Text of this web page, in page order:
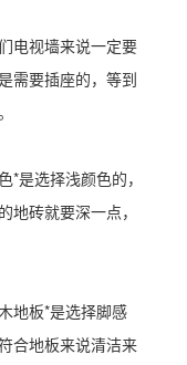
电视墙来说一定要
需要插座的，等到
是选择浅颜色的，
地砖就要深一点，
地板*是选择脚感
合地板来说清洁来